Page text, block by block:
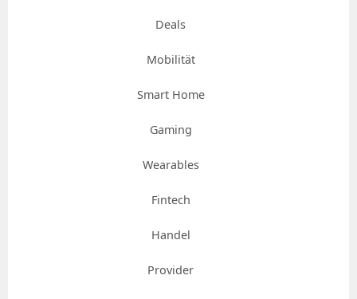
Deals
Mobilität
Smart Home
Gaming
Wearables
Fintech
Handel
Provider